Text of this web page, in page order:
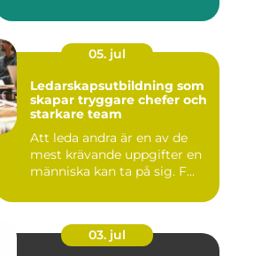
05. jul
Ledarskapsutbildning som
skapar tryggare chefer och
starkare team
Att leda andra är en av de
mest krävande uppgifter en
människa kan ta på sig. F...
03. jul